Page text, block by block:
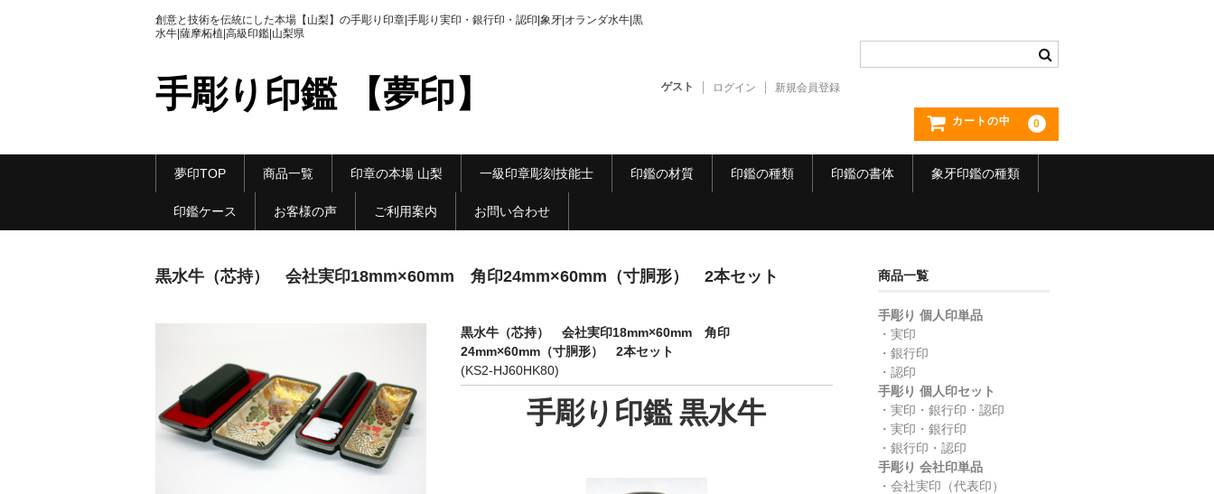
創意と技術を伝統にした本場【山梨】の手彫り印章|手彫り実印・銀行印・認印|象牙|オランダ水牛|黒
水牛|薩摩柘植|高級印鑑|山梨県
手彫り印鑑 【夢印】 ゲスト ログイン 新規会員登録
カートの中 0
夢印TOP 商品一覧 印章の本場 山梨 一級印章彫刻技能士 印鑑の材質 印鑑の種類 印鑑の書体 象牙印鑑の種類
印鑑ケース お客様の声 ご利用案内 お問い合わせ
黒水牛（芯持） 会社実印18mm×60mm 角印24mm×60mm（寸胴形） 2本セット
黒水牛（芯持） 会社実印18mm×60mm 角印
24mm×60mm（寸胴形） 2本セット
(KS2-HJ60HK80)
手彫り印鑑 黒水牛
商品一覧
手彫り 個人印単品
・実印
・銀行印
・認印
手彫り 個人印セット
・実印・銀行印・認印
・実印・銀行印
・銀行印・認印
手彫り 会社印単品
・会社実印（代表印）